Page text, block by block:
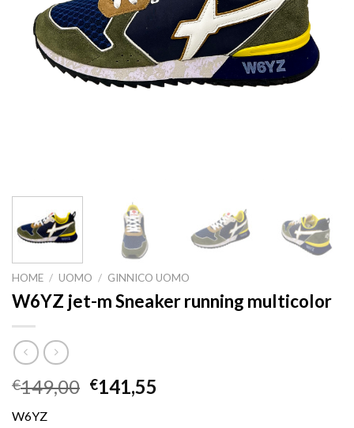
HOME / UOMO / GINNICO UOMO
W6YZ jet-m Sneaker running multicolor
€149,00 €141,55
W6YZ